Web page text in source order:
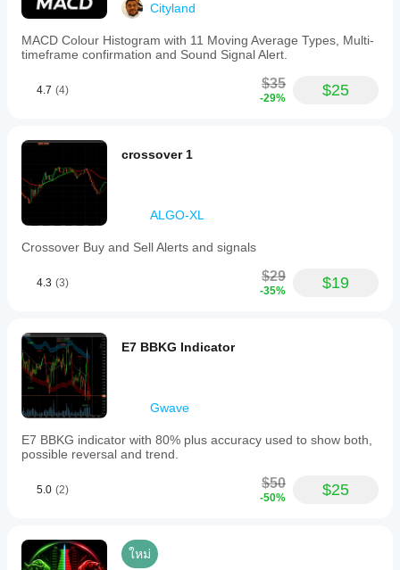
// - เปิดตัวครั้งแรกพร้อมรองรับกรอบเวลาทั้งหมดอย่างเต็ม
ที่
// - นำระบบจัดการใบอนุญาตขั้นสูงมาใช้
// - อินเทอร์เฟซผู้ใช้ที่ปรับแต่งได้พร้อม HUD ให้ข้อมูล
// - รวมระบบอัปเดตอัตโนมัติ
// - ปรับแต่งประสิทธิภาพสำหรับชุดข้อมูลเวลายาว
// - รองรับแหล่งราคาทั้งหมด (ปิด, เปิด, สูง, ต่ำ ฯลฯ)
// - จัดการการแสดงข้อความระบบโดยอัตโนมัติ
//
════════════════════════════════════
เพื่อเปิดใช้งานใบอนุญาต โปรดทำตามข้อมูลบนหน้าจอ
หรือล็อก
Cityland
MACD Colour Histogram with 11 Moving Average Types, Multi-
timeframe confirmation and Sound Signal Alert.
4.7 (4) $35
-29% $25
crossover 1
ALGO-XL
Crossover Buy and Sell Alerts and signals
4.3 (3) $29
-35% $19
E7 BBKG Indicator
Gwave
E7 BBKG indicator with 80% plus accuracy used to show both,
possible reversal and trend.
5.0 (2) $50
-50% $25
ใหม่